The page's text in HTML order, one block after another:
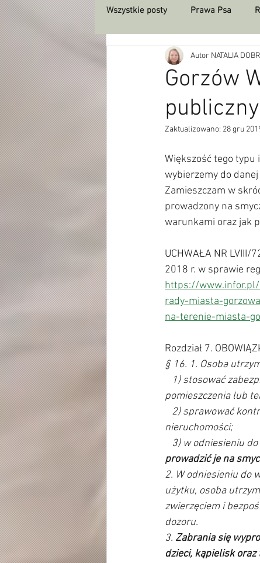
Wszystkie posty Prawa Psa
Gorzów
Autor NATALIA
Zaktualizowano: 28 gru
Większość tego
wybierzemy do
Zamieszczam w
prowadzony na
warunkami oraz jak
UCHWAŁA NR LVIII/
2018 r. w sprawie
https://
rady-miasta-
na-terenie-miasta-
Rozdział 7.
§ 16. 1. Osoba
pomieszczenia lub
nieruchomości;
3) w odniesieniu
prowadzić je na
2. W odniesieniu do
użytku, osoba
zwierzęciem i
dozoru.
3. Zabrania się
dzieci, kąpielisk